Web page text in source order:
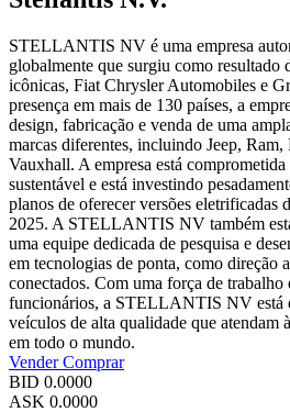
STELLANTIS NV é uma empresa
globalmente que surgiu como resultado
icônicas, Fiat Chrysler Automobiles e
presença em mais de 130 países, a
design, fabricação e venda de uma
marcas diferentes, incluindo Jeep,
Vauxhall. A empresa está
sustentável e está investindo
planos de oferecer versões eletrificadas
2025. A STELLANTIS NV também
uma equipe dedicada de pesquisa e
em tecnologias de ponta, como direção
conectados. Com uma força de trabalho
funcionários, a STELLANTIS NV está
veículos de alta qualidade que atendam
em todo o mundo.
VenderComprar
BID 0.0000
ASK 0.0000